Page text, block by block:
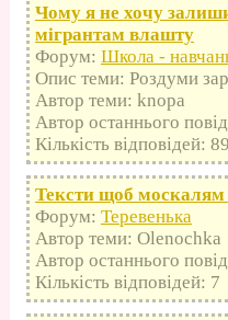
Чому я не хочу
мігрантам влашту
Форум: Школа -
Опис теми: Роздуми
Автор теми: knopa
Автор останнього
Кількість відповідей:
Тексти щоб москалям
Форум: Теревенька
Автор теми: Olenochka
Автор останнього
Кількість відповідей: 7